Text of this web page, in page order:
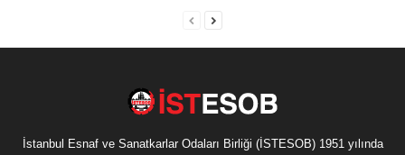
İstanbul Esnaf ve Sanatkarlar Odaları Birliği (İSTESOB) 1951 yılında